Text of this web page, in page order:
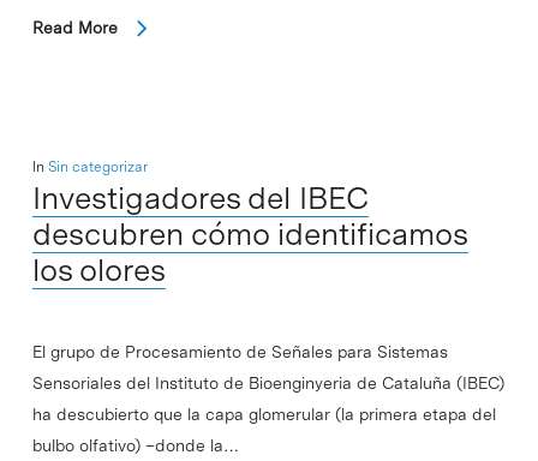
Read More
In Sin categorizar
Investigadores del IBEC
descubren cómo identificamos
los olores
El grupo de Procesamiento de Señales para Sistemas
Sensoriales del Instituto de Bioenginyeria de Cataluña (IBEC)
ha descubierto que la capa glomerular (la primera etapa del
bulbo olfativo) –donde la…